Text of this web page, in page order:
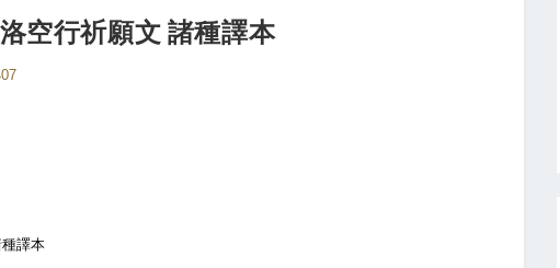
空行祈願文 諸種譯本
譯本